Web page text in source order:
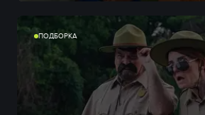
ПОДБОРКА